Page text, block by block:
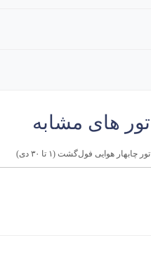
تور های مشابه
تور چابهار هوایی فول‌گشت (۱ تا ۳۰ دی)